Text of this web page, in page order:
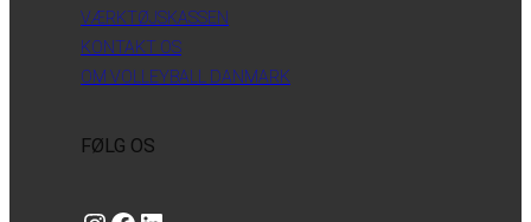
VÆRKTØJSKASSEN
KONTAKT OS
OM VOLLEYBALL DANMARK
FØLG OS